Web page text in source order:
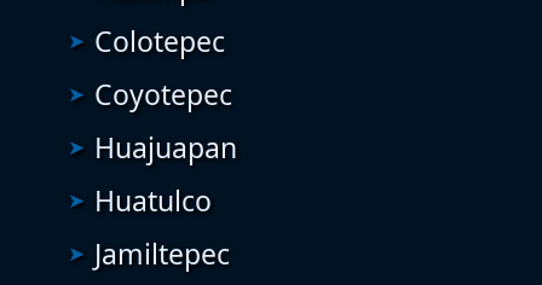
Colotepec
Coyotepec
Huajuapan
Huatulco
Jamiltepec